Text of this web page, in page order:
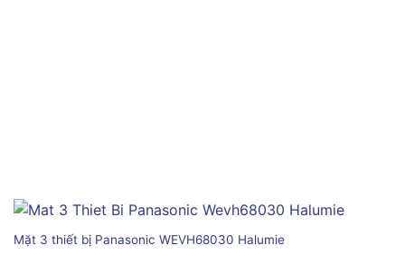
Mặt 3 thiết bị Panasonic WEVH68030 Halumie